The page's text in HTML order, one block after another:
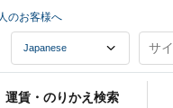
運賃・のりかえ検索
のお客様へ